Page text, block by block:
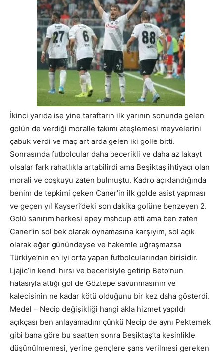
İkinci yarıda ise yine taraftarın ilk yarının sonunda gelen
golün de verdiği moralle takımı ateşlemesi meyvelerini
çabuk verdi ve maç art arda gelen iki golle bitti.
Sonrasında futbolcular daha becerikli ve daha az lakayt
olsalar fark rahatlıkla artabilirdi ama Beşiktaş ihtiyacı olan
morali ve coşkuyu zaten bulmuştu. Kadro açıklandığında
benim de tepkimi çeken Caner’in ilk golde asist yapması
ve geçen yıl Kayseri’deki son dakika golüne benzeyen 2.
Golü sanırım herkesi epey mahcup etti ama ben zaten
Caner’in sol bek olarak oynamasına karşıyım, sol açık
olarak eğer günündeyse ve hakemle uğraşmazsa
Türkiye’nin en iyi orta yapan futbolcularından birisidir.
Ljajic’in kendi hırsı ve becerisiyle getirip Beto’nun
hatasıyla attığı gol de Göztepe savunmasının ve
kalecisinin ne kadar kötü olduğunu bir kez daha gösterdi.
Medel – Necip değişikliği hangi akla hizmet yapıldı
açıkçası ben anlayamadım çünkü Necip de aynı Pektemek
gibi bana göre bu saatten sonra Beşiktaş’ta kesinlikle
düşünülmemesi, yerine gençlere şans verilmesi gereken